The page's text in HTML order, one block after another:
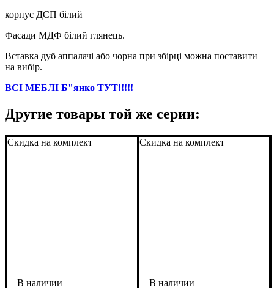
корпус ДСП білий
Фасади МДФ білий глянець.
Вставка дуб аппалачі або чорна при збірці можна поставити
на вибір.
ВСІ МЕБЛІ Б"янко ТУТ!!!!!
Другие товары той же серии:
Скидка на комплект Скидка на комплект